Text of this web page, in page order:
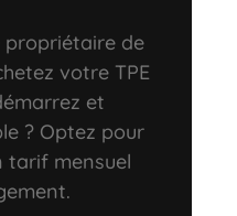
propriétaire de
votre TPE
et
? Optez pour
tarif mensuel